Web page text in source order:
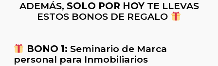
ADEMÁS, SOLO POR HOYTE LLEVAS
ESTOS BONOS DE REGALO
BONO 1: Seminario de Marca
personal para Inmobiliarios